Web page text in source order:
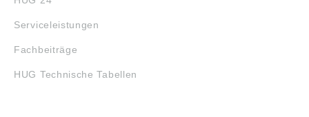
Serviceleistungen
Fachbeiträge
HUG Technische Tabellen